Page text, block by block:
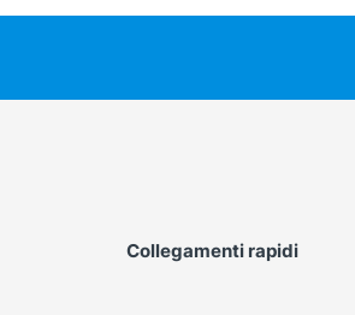
Collegamenti rapidi